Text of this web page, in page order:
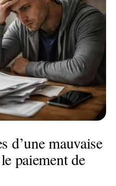
d’une mauvaise
paiement de